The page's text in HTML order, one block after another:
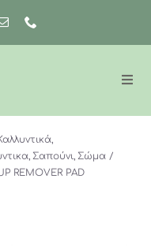
Σαπούνι Σώμα
REMOVER PAD